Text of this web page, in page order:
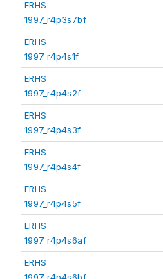
ERHS
1997_r4p3s7bf
ERHS
1997_r4p4s1f
ERHS
1997_r4p4s2f
ERHS
1997_r4p4s3f
ERHS
1997_r4p4s4f
ERHS
1997_r4p4s5f
ERHS
1997_r4p4s6af
ERHS
1997_r4p4s6bf